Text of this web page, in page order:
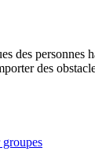
des